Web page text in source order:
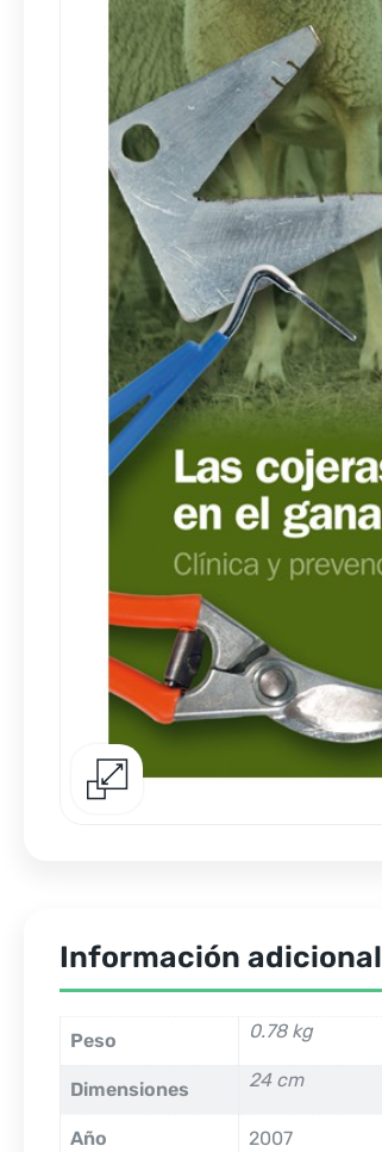
Información adicional
Peso 0.78 kg
Dimensiones 24 cm
Año 2007